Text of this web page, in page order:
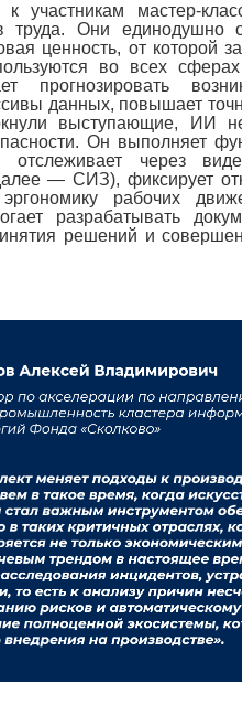
участникам мастер-
труда. Они единодушно
ценность, от которой
во всех
прогнозировать
данных, повышает
выступающие, ИИ
Он выполняет
отслеживает через
— СИЗ), фиксирует
эргономику рабочих
разрабатывать
решений и